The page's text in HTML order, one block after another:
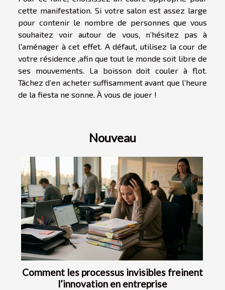
cette manifestation. Si votre salon est assez large
pour contenir le nombre de personnes que vous
souhaitez voir autour de vous, n’hésitez pas à
l'aménager à cet effet. A défaut, utilisez la cour de
votre résidence ,afin que tout le monde soit libre de
ses mouvements. La boisson doit couler à flot.
Tâchez d’en acheter suffisamment avant que l’heure
de la fiesta ne sonne. À vous de jouer !
Nouveau
Comment les processus invisibles freinent
l’innovation en entreprise